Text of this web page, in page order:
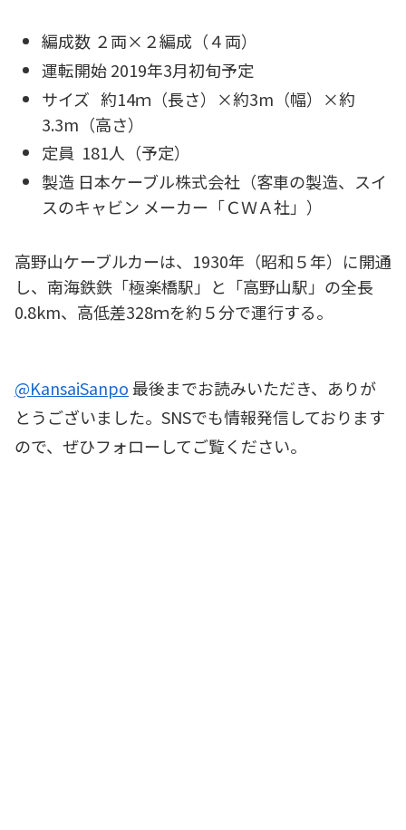
編成数 ２両×２編成（４両）
運転開始 2019年3月初旬予定
サイズ 約14ｍ（長さ）×約3m（幅）×約
3.3m（高さ）
定員 181人（予定）
製造 日本ケーブル株式会社（客車の製造、スイ
スのキャビン メーカー「ＣＷＡ社」）
高野山ケーブルカーは、1930年（昭和５年）に開通
し、南海鉄鉄「極楽橋駅」と「高野山駅」の全長
0.8km、高低差328ｍを約５分で運行する。
@KansaiSanpo最後までお読みいただき、ありが
とうございました。SNSでも情報発信しております
ので、ぜひフォローしてご覧ください。